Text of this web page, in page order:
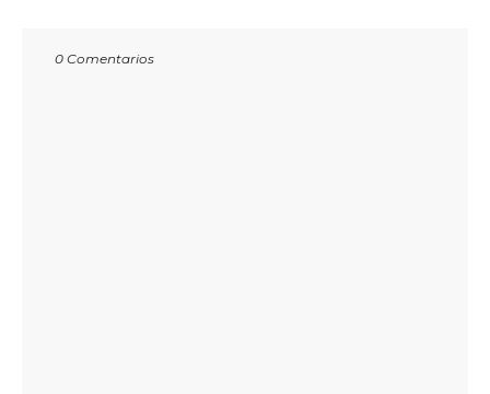
0 Comentarios